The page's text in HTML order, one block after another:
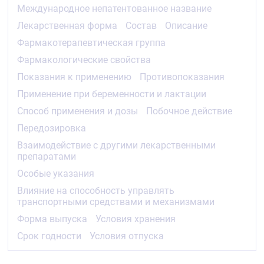
Аллергические реакции: очень редко – эритема,
Со стороны обмена веществ: очень редко –
лактоацидоз (требует отмены препарата).
Прочие: очень редко – при длительном
применении развивается гиповитаминоз B12 (в
том числе мегалобластная анемия) и фолиевой
кислоты (нарушение всасывания).
Опубликованные данные показывают, что в
ограниченной детской популяции в возрасте от 10
тяжести схожи с таковыми у взрослых пациентов.
Передозировка
Симптомы:
при применении метформина в дозе 85 г не
наблюдалось гипогликемии, однако отмечалось
развитие лактоацидоза. Ранними симптомами
лактоацидоза являются тошнота, рвота, диарея,
снижение температуры тела, боли в животе, боли в
Международное непатентованное название
Лекарственная форма
Состав
Описание
Фармакотерапевтическая группа
Фармакологические свойства
Показания к применению
Противопоказания
Применение при беременности и лактации
Способ применения и дозы
Побочное действие
Передозировка
Взаимодействие с другими лекарственными
препаратами
Особые указания
Влияние на способность управлять
транспортными средствами и механизмами
Форма выпуска
Условия хранения
Срок годности
Условия отпуска